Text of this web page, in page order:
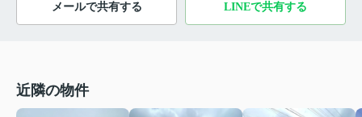
メールで共有する LINEで共有する
近隣の物件